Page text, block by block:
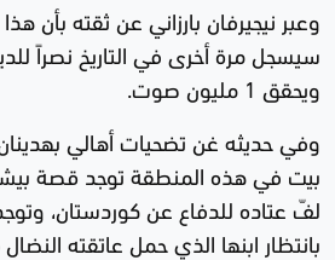
وعبر نيجيرفان بارزاني عن ثقته بأن
سيسجل مرة أخرى في التاريخ نصراً
ويحقق 1 مليون صوت.
وفي حديثه غن تضحيات أهالي
بيت في هذه المنطقة توجد قصة
لفّ عتاده للدفاع عن كوردستان،
بانتظار ابنها الذي حمل عاتقته